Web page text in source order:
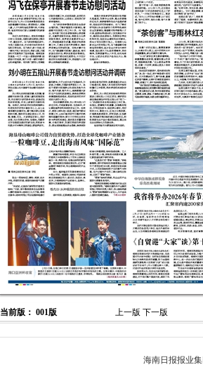
当前版： 001版 上一版 下一版